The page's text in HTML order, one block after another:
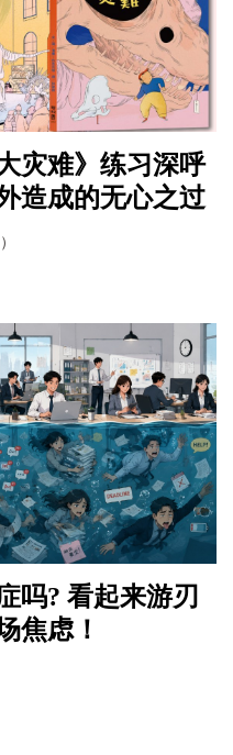
灾难》练习深呼
造成的无心之过
吗? 看起来游刃
焦虑！